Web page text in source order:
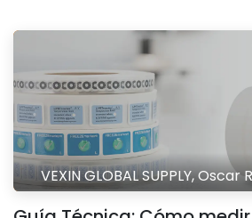
VEXIN GLOBAL SUPPLY, Oscar